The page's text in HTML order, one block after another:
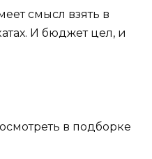
смысл взять в
И бюджет цел, и
в подборке